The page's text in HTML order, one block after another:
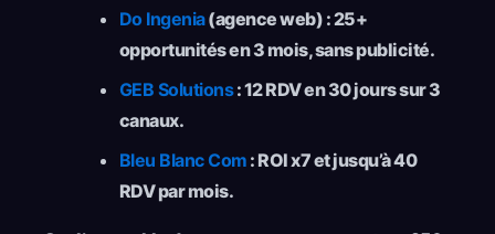
Do Ingenia(agence web) : 25+
opportunités en 3 mois, sans publicité.
GEB Solutions: 12 RDV en 30 jours sur 3
canaux.
Bleu Blanc Com : ROI x7 et jusqu’à 40
RDV par mois.